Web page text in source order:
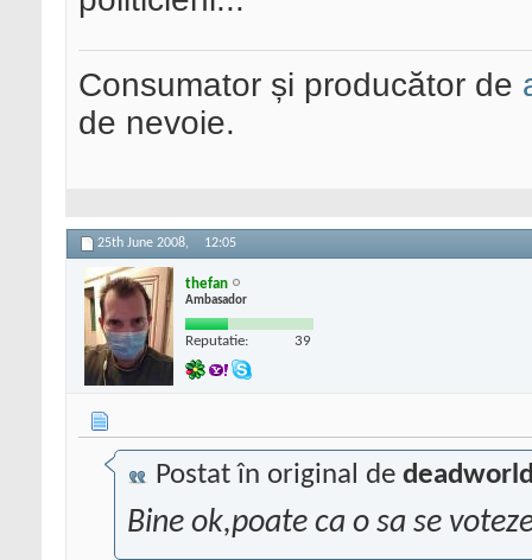
Consumator și producător de
de nevoie.
25th June 2008, 12:05
thefan
Ambasador
Reputatie: 39
Postat în original de
Bine ok,poate ca o sa se